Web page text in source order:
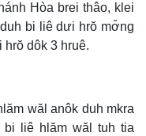
Hòa brei thâo, klei
bi liê dưi hrŏ mơ̆ng
hrŏ dôk 3 hruê.
wăl anôk duh mkra
bi liê hlăm wăl tuh tia